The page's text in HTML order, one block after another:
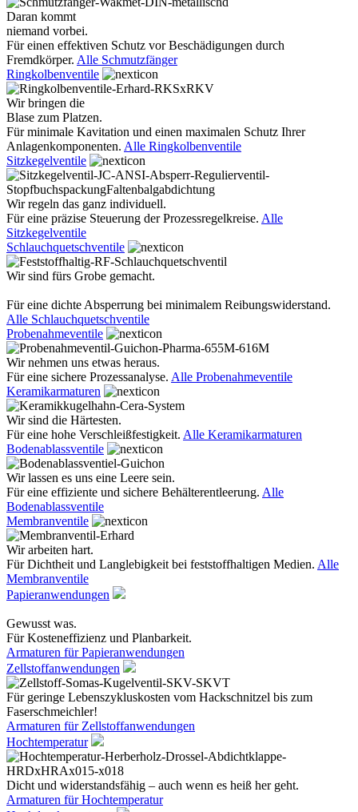
Daran kommt
niemand vorbei.
Für einen effektiven Schutz vor Beschädigungen durch
Fremdkörper. Alle Schmutzfänger
Ringkolbenventile
Wir bringen die
Blase zum Platzen.
Für minimale Kavitation und einen maximalen Schutz Ihrer
Anlagenkomponenten. Alle Ringkolbenventile
Sitzkegelventile
Wir regeln das ganz individuell.
Für eine präzise Steuerung der Prozessregelkreise. Alle
Sitzkegelventile
Schlauchquetschventile
Wir sind fürs Grobe gemacht.
Für eine dichte Absperrung bei minimalem Reibungswiderstand.
Alle Schlauchquetschventile
Probenahmeventile
Wir nehmen uns etwas heraus.
Für eine sichere Prozessanalyse. Alle Probenahmeventile
Keramikarmaturen
Wir sind die Härtesten.
Für eine hohe Verschleißfestigkeit. Alle Keramikarmaturen
Bodenablassventile
Wir lassen es uns eine Leere sein.
Für eine effiziente und sichere Behälterentleerung. Alle
Bodenablassventile
Membranventile
Wir arbeiten hart.
Für Dichtheit und Langlebigkeit bei feststoffhaltigen Medien. Alle
Membranventile
Papieranwendungen
Gewusst was.
Für Kosteneffizienz und Planbarkeit.
Armaturen für Papieranwendungen
Zellstoffanwendungen
Für geringe Lebenszykluskosten vom Hackschnitzel bis zum
Faserschmeichler!
Armaturen für Zellstoffanwendungen
Hochtemperatur
Dicht und widerstandsfähig – auch wenn es heiß her geht.
Armaturen für Hochtemperatur